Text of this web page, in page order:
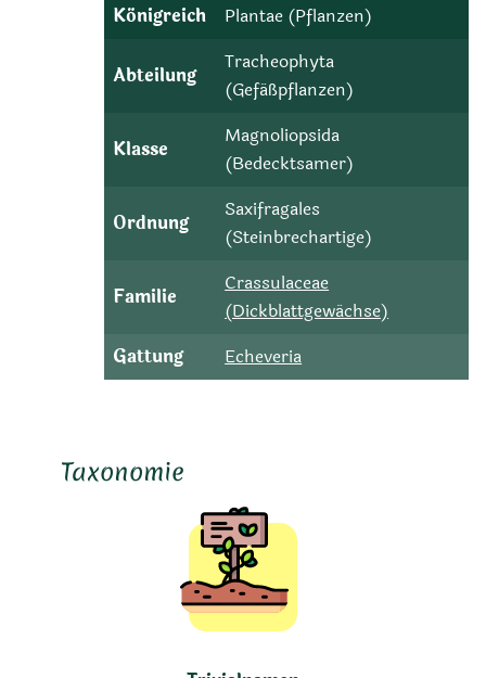
Königreich Plantae (Pflanzen)
Abteilung
Tracheophyta
(Gefäßpflanzen)
Klasse
Magnoliopsida
(Bedecktsamer)
Ordnung
Saxifragales
(Steinbrechartige)
Familie
Crassulaceae
(Dickblattgewächse)
Gattung
Echeveria
Taxonomie